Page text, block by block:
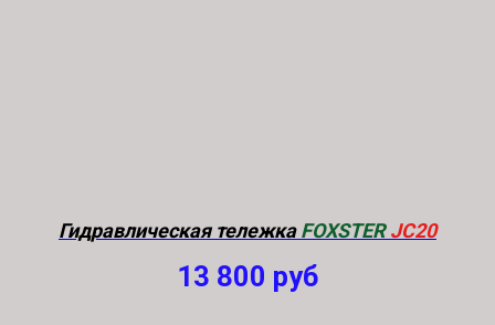
Гидравлическая тележкаFOXSTERJC20
13 800 руб